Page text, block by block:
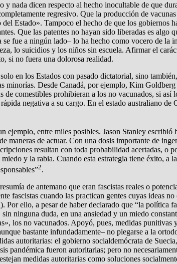
nada dicen respecto al hecho inocultable de que
regresivo. Que la producción de
Estado». Tampoco el hecho de que los gobiernos
Que las patentes no hayan sido liberadas es algo
fue a ningún lado– lo ha hecho como vocero de la
lo suicidios y los niños sin escuela. Afirmar el
si no fuera una dolorosa realidad.
en los Estados con pasado dictatorial, sino
minorías. Desde Canadá, por ejemplo, Kim
comestibles prohibieran a los no vacunados, si así
negativa a su cargo. En el estado australiano de
ejemplo, entre miles posibles. Jason Stanley
maneras de actuar. Con una dosis importante de
resultan con toda probabilidad acertadas, o
y la rabia. Cuando esta estrategia tiene éxito, a
2.
de antemano que eran fascistas reales o
fascistas cuando las practican gentes cuyas ideas
ello, a pesar de haber declarado que “la política
ninguna duda, en una ansiedad y un miedo
los no vacunados. Apoyó, pues, medidas punitivas
bastante infundadamente– no plegarse a la
autoritarias: el gobierno socialdemócrata de
pandémica fueron autoritarias; pero no
medidas autoritarias como soluciones